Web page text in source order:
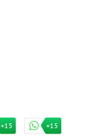
+15 +15